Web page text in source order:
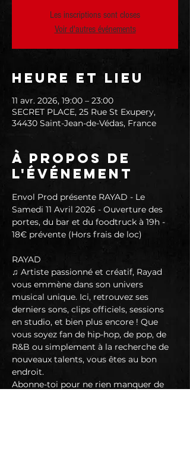
Les inscriptions sont closes
Voir d'autres événements
Heure et lieu
11 avr. 2026, 19:00 – 23:00
SECRET PLACE, 25 Rue St Exupery,
34430 Saint-Jean-de-Védas, France
À propos de
l'événement
Envol Prod présente RAYAD - Le
Samedi 11 Avril 2026 - Ouverture des
portes, du bar et du foodtruck à 19h -
18€ prévente (Hors frais de loc)
RAYAD
♫ Artiste passionné et créatif, Rayad
vous emmène dans son univers
musical unique. Ici, retrouvez ses
derniers sons, clips officiels, sessions
en studio, et bien plus encore ! Que
vous soyez fan de hip-hop, de pop, de
R&B ou simplement à la recherche de
nouveaux talents, vous êtes au bon
endroit.
Abonne-toi pour ne rien manquer de